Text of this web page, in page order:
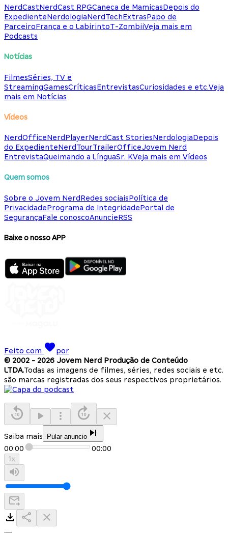
NerdCastNerdCast RPGCaneca de MamicasDepois do
ExpedienteNerdologiaNerdTechExtrasPapo de
ParceiroFrança e o LabirintoT-ZombiiVeja mais em
Podcasts
Notícias
FilmesSéries, TV e
StreamingGamesCríticasEntrevistasCuriosidades e etc.Veja
mais em Notícias
Vídeos
NerdOfficeNerdPlayerNerdCast StoriesNerdologiaDepois
do ExpedienteNerdTourTrailerOfficeJovem Nerd
EntrevistaQueimando a LínguaSr. KVeja mais em Vídeos
Quem somos
Sobre o Jovem NerdRedes sociaisPolítica de
PrivacidadePrograma de IntegridadePortal de
SegurançaFale conoscoAnuncieRSS
Baixe o nosso APP
Feito com
por
© 2002 - 2026 Jovem Nerd Produção de Conteúdo
LTDA.Todas as imagens de filmes, séries, redes sociais e etc.
são marcas registradas dos seus respectivos proprietários.
Saiba mais Pular anuncio
00:00 00:00
1x